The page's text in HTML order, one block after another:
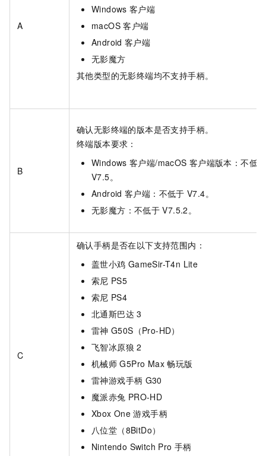
A
Windows 客户端
macOS 客户端
Android 客户端
无影魔方
其他类型的无影终端均不支持手柄。
B
确认无影终端的版本是否支持手柄。
终端版本要求：
Windows 客户端/macOS 客户端版本：不低于
V7.5。
Android 客户端 ：不低于 V7.4。
无影魔方 ：不低于 V7.5.2。
C
确认手柄是否在以下支持范围内：
盖世小鸡 GameSir-T4n Lite
索尼 PS5
索尼 PS4
北通斯巴达 3
雷神 G50S（Pro-HD）
飞智冰原狼 2
机械师 G5Pro Max 畅玩版
雷神游戏手柄 G30
魔派赤兔 PRO-HD
Xbox One 游戏手柄
八位堂（8BitDo）
Nintendo Switch Pro 手柄